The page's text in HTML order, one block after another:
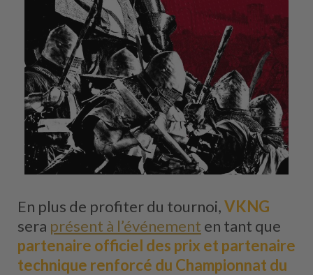
En plus de profiter du tournoi,VKNG
sera présent à l’événement en tant que
partenaire officiel des prix et partenaire
technique renforcé du Championnat du